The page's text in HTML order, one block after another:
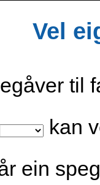
Vel
til
kan
ein